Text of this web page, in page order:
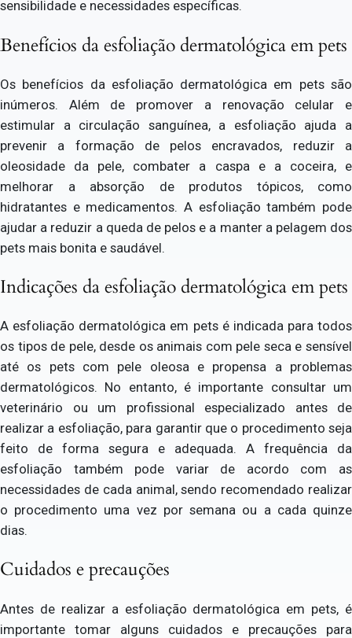
sensibilidade e necessidades específicas.
Benefícios da esfoliação dermatológica em pets
Os benefícios da esfoliação dermatológica em pets são
inúmeros. Além de promover a renovação celular e
estimular a circulação sanguínea, a esfoliação ajuda a
prevenir a formação de pelos encravados, reduzir a
oleosidade da pele, combater a caspa e a coceira, e
melhorar a absorção de produtos tópicos, como
hidratantes e medicamentos. A esfoliação também pode
ajudar a reduzir a queda de pelos e a manter a pelagem dos
pets mais bonita e saudável.
Indicações da esfoliação dermatológica em pets
A esfoliação dermatológica em pets é indicada para todos
os tipos de pele, desde os animais com pele seca e sensível
até os pets com pele oleosa e propensa a problemas
dermatológicos. No entanto, é importante consultar um
veterinário ou um profissional especializado antes de
realizar a esfoliação, para garantir que o procedimento seja
feito de forma segura e adequada. A frequência da
esfoliação também pode variar de acordo com as
necessidades de cada animal, sendo recomendado realizar
o procedimento uma vez por semana ou a cada quinze
dias.
Cuidados e precauções
Antes de realizar a esfoliação dermatológica em pets, é
importante tomar alguns cuidados e precauções para